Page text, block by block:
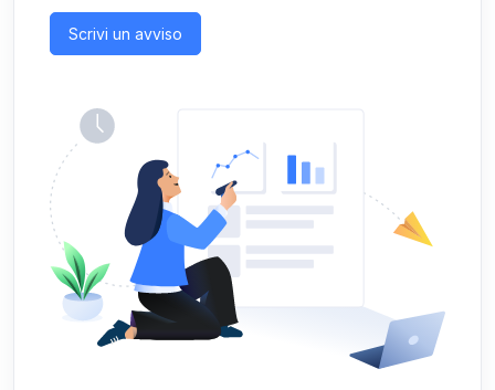
Scrivi un avviso